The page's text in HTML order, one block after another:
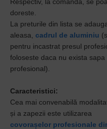
doreste.
La preturile din lista se
aleasa, cadrul de aluminiu
pentru incastrat presul
foloseste daca nu exista
profesional).
Caracteristici:
Cea mai convenabilă
și a zapezii este utilizarea
covorașelor profesionale